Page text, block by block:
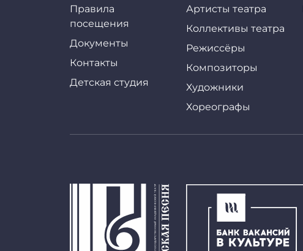
Правила
посещения
Документы
Контакты
Детская студия
Артисты театра
Коллективы театра
Режиссёры
Композиторы
Художники
Хореографы